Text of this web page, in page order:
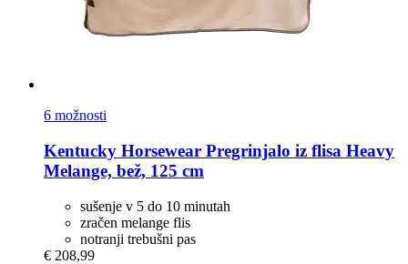
6 možnosti
Kentucky Horsewear Pregrinjalo iz flisa Heavy
Melange, bež, 125 cm
sušenje v 5 do 10 minutah
zračen melange flis
notranji trebušni pas
€ 208,99